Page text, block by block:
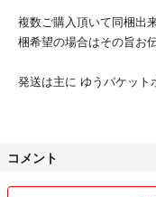
複数ご購入頂いて同梱出
梱希望の場合はその旨お
発送は主に ゆうパケット
もあります。ご了承くださ
コメント